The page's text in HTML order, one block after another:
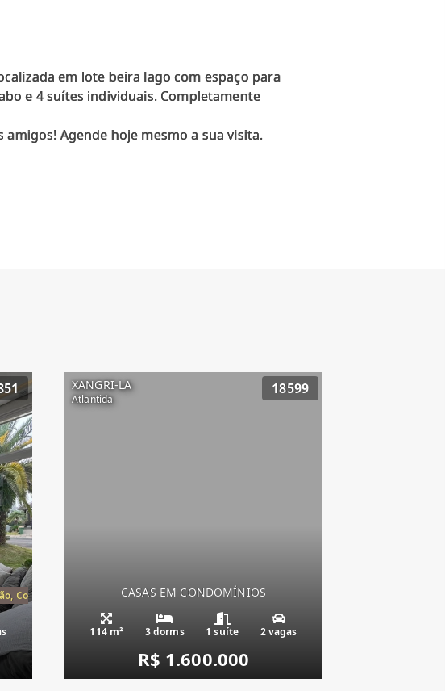
em lote beira lago com espaço para
e 4 suítes individuais. Completamente
Condomínio Condado de Capão,
XANGRI-LA
Atlantida
18599
CASAS EM CONDOMÍNIOS
114 m² 3 dorms 1 suíte 2 vagas
R$ 1.600.000